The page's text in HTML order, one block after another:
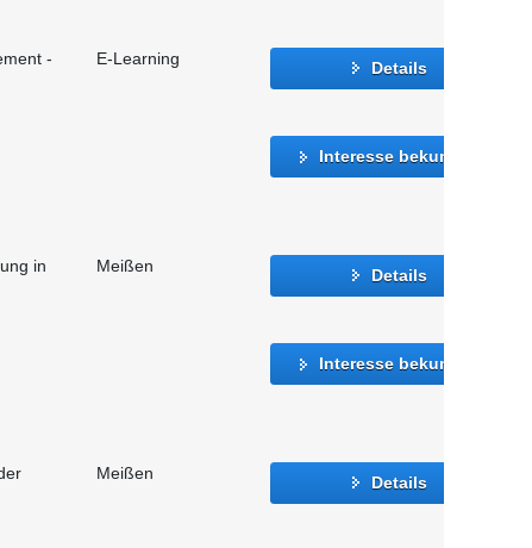
-
E-Learning Details
Interesse bekunden
in
Meißen Details
Interesse bekunden
Meißen Details